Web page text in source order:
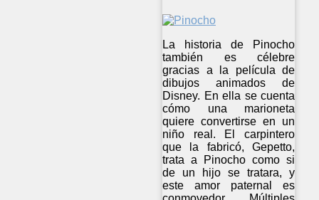
La historia de Pinocho
también es célebre
gracias a la película de
dibujos animados de
Disney. En ella se cuenta
cómo una marioneta
quiere convertirse en un
niño real. El carpintero
que la fabricó, Gepetto,
trata a Pinocho como si
de un hijo se tratara, y
este amor paternal es